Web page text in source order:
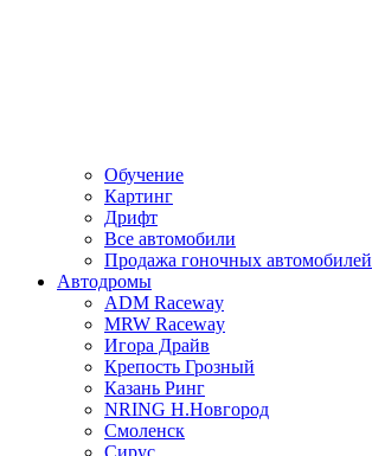
Обучение
Картинг
Дрифт
Все автомобили
Продажа гоночных автомобилей
Автодромы
ADM Raceway
MRW Raceway
Игора Драйв
Крепость Грозный
Казань Ринг
NRING Н.Новгород
Смоленск
Сирус